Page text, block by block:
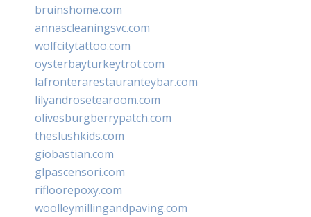
bruinshome.com
annascleaningsvc.com
wolfcitytattoo.com
oysterbayturkeytrot.com
lafronterarestauranteybar.com
lilyandrosetearoom.com
olivesburgberrypatch.com
theslushkids.com
giobastian.com
glpascensori.com
rifloorepoxy.com
woolleymillingandpaving.com